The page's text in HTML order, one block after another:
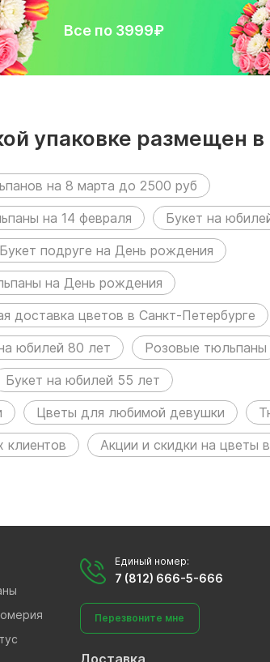
Все по 3999₽
упаковке размещен в
на 8 марта до 2500 руб
на 14 февраля
Букет на
Букет подруге на День рождения
на День рождения
доставка цветов в Санкт-Петербурге
юбилей 80 лет
Розовые тюльпаны
Букет на юбилей 55 лет
Цветы для любимой девушки
клиентов
Акции и скидки на цветы
Единый номер:
7 (812) 666-5-666
Перезвоните мне
Доставка